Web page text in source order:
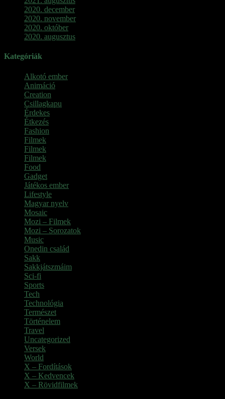
2020. december
2020. november
2020. október
2020. augusztus
Kategóriák
Alkotó ember
Animáció
Creation
Csillagkapu
Érdekes
Étkezés
Fashion
Filmek
Filmek
Filmek
Food
Gadget
Játékos ember
Lifestyle
Magyar nyelv
Mosaic
Mozi – Filmek
Mozi – Sorozatok
Music
Onedin család
Sakk
Sakkjátszmáim
Sci-fi
Sports
Tech
Technológia
Természet
Történelem
Travel
Uncategorized
Versek
World
X – Fordítások
X – Kedvencek
X – Rövidfilmek